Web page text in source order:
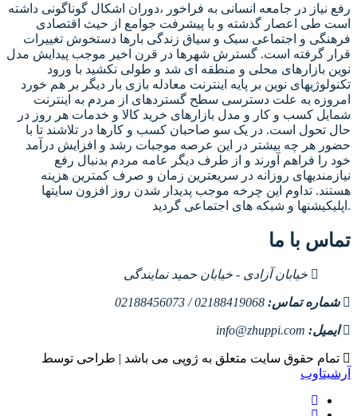
رفع نیاز در جامعه انسانی به فراخور ،دوران اشکال گوناگونی داشته
است طی اعصار گذشته و با پیشرفت جوامع از حیث اقتصادی
فرهنگی و اجتماعی سبک و سیاق زندگی بارها دستخوش تغییرات
قرار گرفته است. گسترش شهرها در قرن اخیر موجب پیدایش مدل
نوین بازارهای محلی و منطقه ای شد و طولی نکشید با ورود
تکنولوژیهای نوین بر پایه اینترنت معادله بازی بار دیگر بر هم خورد
امروزه به علت دسترسی سطح گستردهای از مردم به اینترنت
شمایل کسب و کار و مدل بازارهای خرید کالا و خدمات هر روز در
حال تحول است. در یک سو صاحبان کسب و کارها در تلاشند تا با
حضور هر چه بیشتر در این عرصه موجبات رشد و افزایش درآمد
خود را فراهم آورند و از طرف دیگر عامه مردم بدنبال رفع
نیازمندیهای روزانه در سریعترین زمان و صرف کمترین هزینه
هستند. تداوم این چرخه موجب پدیدار شدن روز افزون سایتها
اپلیکیشنها و شبکه های اجتماعی گردید.
تماس با ما
خیابان آزادی - خیابان حمید نمایندگی
شماره تماس: 02188419068 / 02188456073
ایمیل: info@zhuppi.com
تمام حقوق سایت متعلق به ژوپی می باشد | طراحی توسط
آرشیتاوب